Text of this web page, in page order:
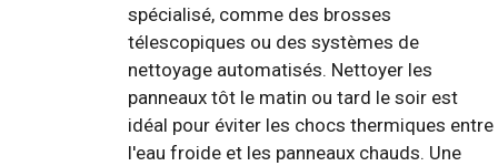
spécialisé, comme des brosses
télescopiques ou des systèmes de
nettoyage automatisés. Nettoyer les
panneaux tôt le matin ou tard le soir est
idéal pour éviter les chocs thermiques entre
l'eau froide et les panneaux chauds. Une